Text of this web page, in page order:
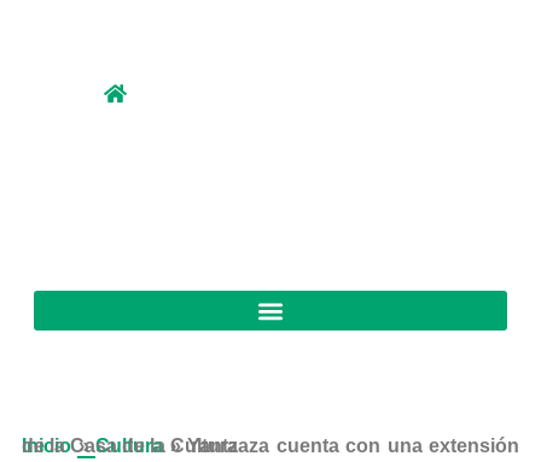
Inicio»Cultura»
Yantzaza cuenta con una extensión de la Casa de la Cultura